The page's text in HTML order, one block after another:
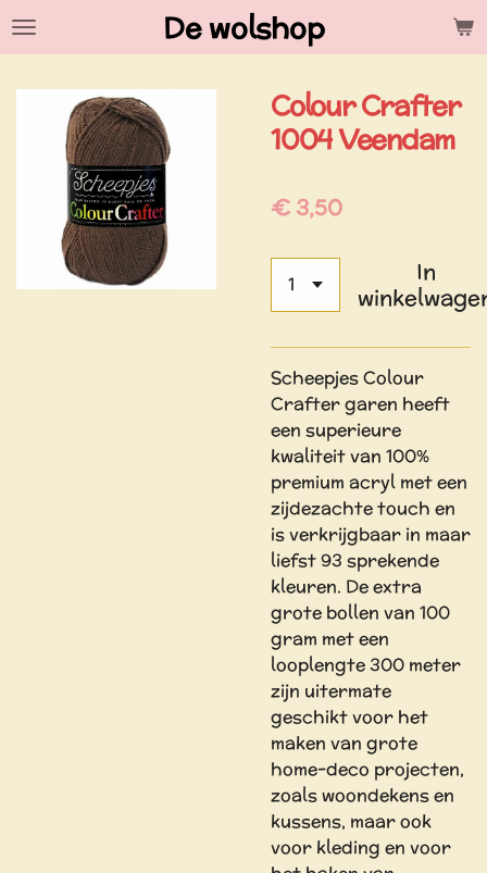
Ga
hoofdinhoud
De wolshop
Colour Crafter
1004 Veendam
€ 3,50
In
Scheepjes Colour
Crafter garen heeft
een superieure
kwaliteit van 100%
premium acryl met een
zijdezachte touch en
is verkrijgbaar in maar
liefst 93 sprekende
kleuren. De extra
grote bollen van 100
gram met een
looplengte 300 meter
zijn uitermate
geschikt voor het
maken van grote
home-deco projecten,
zoals woondekens en
kussens, maar ook
voor kleding en voor